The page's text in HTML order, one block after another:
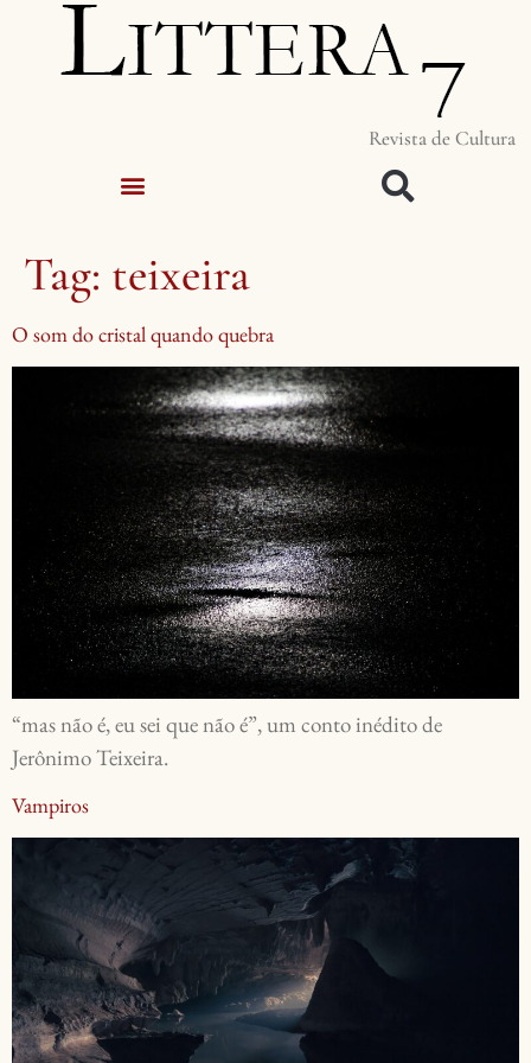
Revista de Cultura
Tag: teixeira
O som do cristal quando quebra
“mas não é, eu sei que não é”, um conto inédito de
Jerônimo Teixeira.
Vampiros